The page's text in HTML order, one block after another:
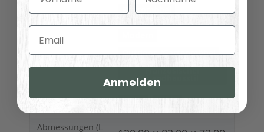
Bistromöbel
Möbelstil:
Outdoor-/Gartenmöbel
Landhausstil
Kollektionen
Malta Adria
Abmessungen (L
Email
Anmelden